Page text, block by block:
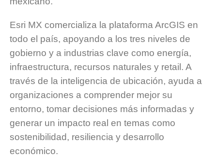
Esri MX comercializa la plataforma ArcGIS en
todo el país, apoyando a los tres niveles de
gobierno y a industrias clave como energía,
infraestructura, recursos naturales y retail. A
través de la inteligencia de ubicación, ayuda a
organizaciones a comprender mejor su
entorno, tomar decisiones más informadas y
generar un impacto real en temas como
sostenibilidad, resiliencia y desarrollo
económico.